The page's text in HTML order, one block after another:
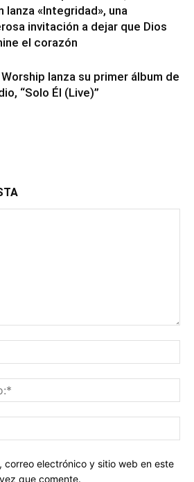
lanza «Integridad», una
invitación a dejar que Dios
el corazón
Worship lanza su primer álbum de
“Solo Él (Live)”
correo electrónico y sitio web en este
que comente.